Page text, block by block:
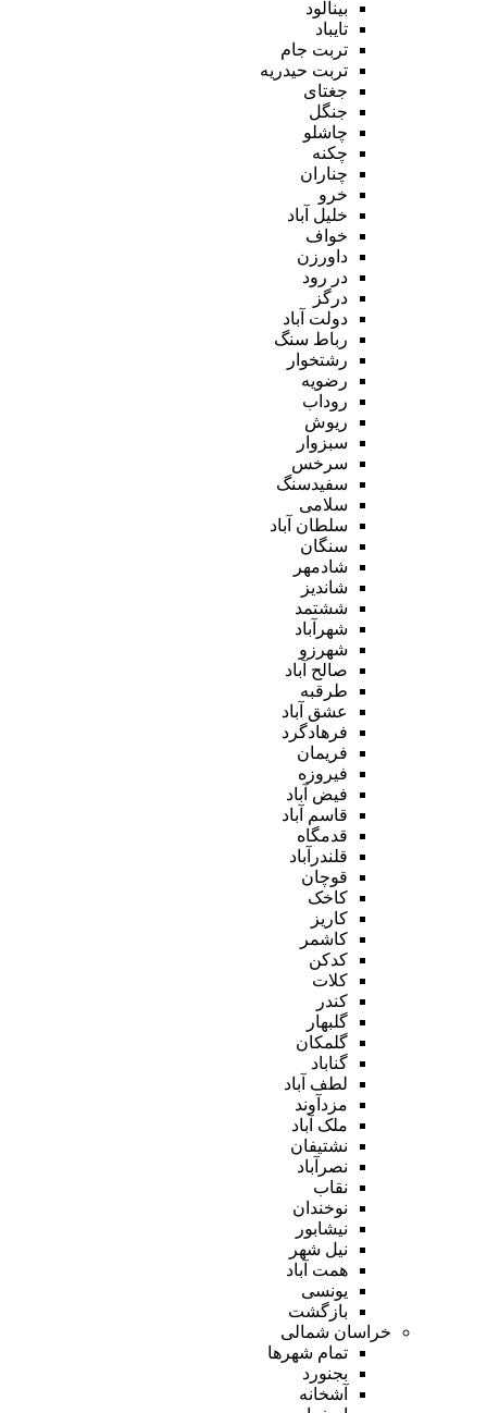
بینالود
تایباد
تربت جام
تربت حیدریه
جغتای
جنگل
چاشلو
چکنه
چناران
خرو
خلیل آباد
خواف
داورزن
در رود
درگز
دولت آباد
رباط سنگ
رشتخوار
رضویه
روداب
ریوش
سبزوار
سرخس
سفیدسنگ
سلامی
سلطان آباد
سنگان
شادمهر
شاندیز
ششتمد
شهرآباد
شهرزو
صالح آباد
طرقبه
عشق آباد
فرهادگرد
فریمان
فیروزه
فیض آباد
قاسم آباد
قدمگاه
قلندرآباد
قوچان
کاخک
کاریز
کاشمر
کدکن
کلات
کندر
گلبهار
گلمکان
گناباد
لطف آباد
مزدآوند
ملک آباد
نشتیفان
نصرآباد
نقاب
نوخندان
نیشابور
نیل شهر
همت آباد
یونسی
بازگشت
خراسان شمالی
تمام شهر‌ها
بجنورد
آشخانه